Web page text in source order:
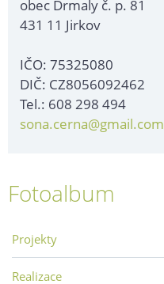
obec Drmaly č. p. 81
431 11 Jirkov
IČO: 75325080
DIČ: CZ8056092462
Tel.: 608 298 494
sona.cerna@gmail.com
Fotoalbum
Projekty
Realizace